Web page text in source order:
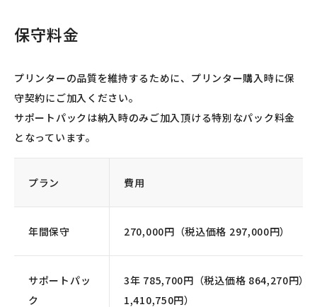
保守料金
プリンターの品質を維持するために、プリンター購入時に保
守契約にご加入ください。
サポートパックは納入時のみご加入頂ける特別なパック料金
となっています。
プラン 費用
年間保守 270,000円（税込価格 297,000円）
サポートパッ
ク
3年 785,700円（税込価格 864,270円）
1,410,750円）